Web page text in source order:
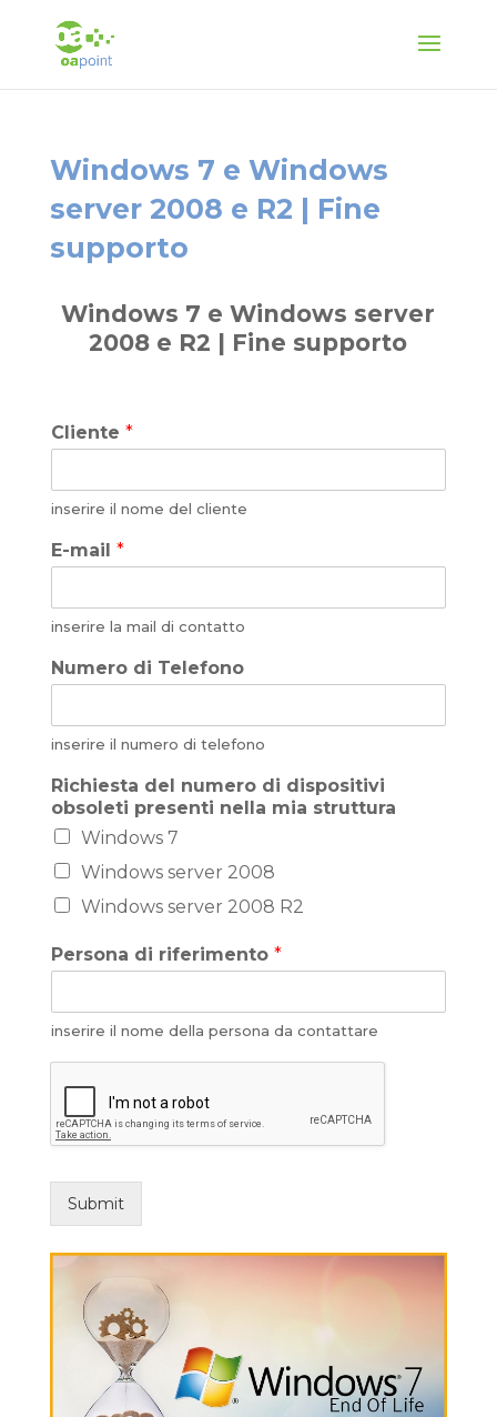
Windows 7 e Windows
server 2008 e R2 | Fine
supporto
Windows 7 e Windows server
2008 e R2 | Fine supporto
Cliente *
inserire il nome del cliente
E-mail *
inserire la mail di contatto
Numero di Telefono
inserire il numero di telefono
Richiesta del numero di dispositivi
obsoleti presenti nella mia struttura
Windows 7
Windows server 2008
Windows server 2008 R2
Persona di riferimento *
inserire il nome della persona da contattare
Submit